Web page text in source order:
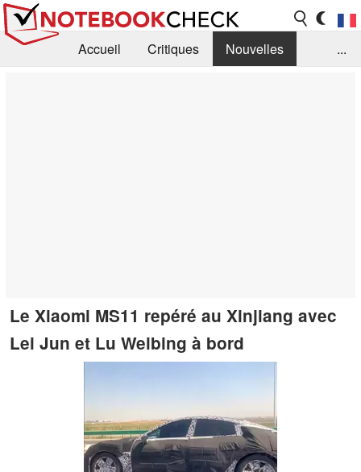
Accueil Critiques
Nouvelles
...
Le Xiaomi MS11 repéré au Xinjiang avec
Lei Jun et Lu Weibing à bord